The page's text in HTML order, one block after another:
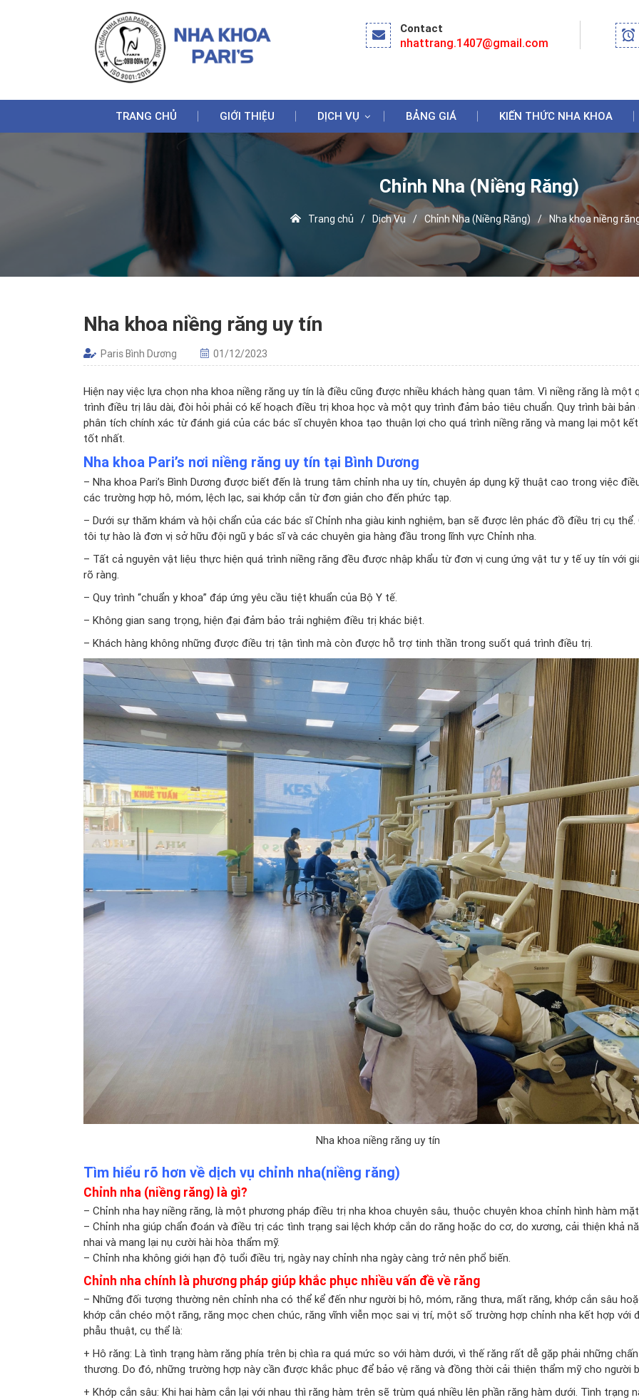
Contact
nhattrang.1407@gmail.com
TRANG CHỦ GIỚI THIỆU DỊCH VỤ BẢNG GIÁ KIẾN THỨC NHA KHOA
Chỉnh Nha (Niềng Răng)
Trang chủ /Dịch Vụ /Chỉnh Nha (Niềng Răng) /Nha khoa niềng
Nha khoa niềng răng uy tín
Paris Bình Dương 01/12/2023
Hiện nay việc lựa chọn nha khoa niềng răng uy tín là điều cũng được nhiều khách hàng quan tâm. Vì niềng răng là một
trình điều trị lâu dài, đòi hỏi phải có kế hoạch điều trị khoa học và một quy trình đảm bảo tiêu chuẩn. Quy trình bài
phân tích chính xác từ đánh giá của các bác sĩ chuyên khoa tạo thuận lợi cho quá trình niềng răng và mang lại một
tốt nhất.
Nha khoa Pari’s nơi niềng răng uy tín tại Bình Dương
– Nha khoa Pari’s Bình Dương được biết đến là trung tâm chỉnh nha uy tín, chuyên áp dụng kỹ thuật cao trong việc
các trường hợp hô, móm, lệch lạc, sai khớp cắn từ đơn giản cho đến phức tạp.
– Dưới sự thăm khám và hội chẩn của các bác sĩ Chỉnh nha giàu kinh nghiệm, bạn sẽ được lên phác đồ điều trị cụ thể.
tôi tự hào là đơn vị sở hữu đội ngũ y bác sĩ và các chuyên gia hàng đầu trong lĩnh vực Chỉnh nha.
– Tất cả nguyên vật liệu thực hiện quá trình niềng răng đều được nhập khẩu từ đơn vị cung ứng vật tư y tế uy tín với
rõ ràng.
– Quy trình “chuẩn y khoa” đáp ứng yêu cầu tiệt khuẩn của Bộ Y tế.
– Không gian sang trọng, hiện đại đảm bảo trải nghiệm điều trị khác biệt.
– Khách hàng không những được điều trị tận tình mà còn được hỗ trợ tinh thần trong suốt quá trình điều trị.
Nha khoa niềng răng uy tín
Tìm hiểu rõ hơn về dịch vụ chỉnh nha(niềng răng)
Chỉnh nha (niềng răng) là gì?
– Chỉnh nha hay niềng răng, là một phương pháp điều trị nha khoa chuyên sâu, thuộc chuyên khoa chỉnh hình hàm
– Chỉnh nha giúp chẩn đoán và điều trị các tình trạng sai lệch khớp cắn do răng hoặc do cơ, do xương, cải thiện khả
nhai và mang lại nụ cười hài hòa thẩm mỹ.
– Chỉnh nha không giới hạn độ tuổi điều trị, ngày nay chỉnh nha ngày càng trở nên phổ biến.
Chỉnh nha chính là phương pháp giúp khắc phục nhiều vấn đề về răng
– Những đối tượng thường nên chỉnh nha có thể kể đến như người bị hô, móm, răng thưa, mất răng, khớp cắn sâu
khớp cắn chéo một răng, răng mọc chen chúc, răng vĩnh viễn mọc sai vị trí, một số trường hợp chỉnh nha kết hợp với
phẫu thuật, cụ thể là:
+ Hô răng: Là tình trạng hàm răng phía trên bị chìa ra quá mức so với hàm dưới, vì thế răng rất dễ gặp phải những chấn
thương. Do đó, những trường hợp này cần được khắc phục để bảo vệ răng và đồng thời cải thiện thẩm mỹ cho người
+ Khớp cắn sâu: Khi hai hàm cắn lại với nhau thì răng hàm trên sẽ trùm quá nhiều lên phần răng hàm dưới. Tình trạng